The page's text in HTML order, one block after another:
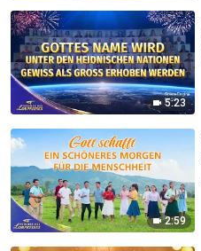
5:23
2:59